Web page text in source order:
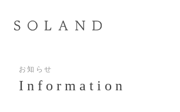
About
SOLANDについて
お知らせ
Information